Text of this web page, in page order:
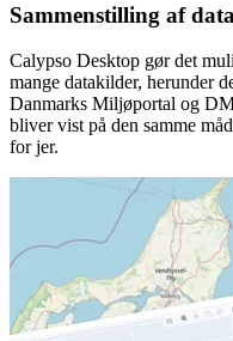
Sammenstilling af data
Calypso Desktop gør det
mange datakilder, herunder
Danmarks Miljøportal og
bliver vist på den samme
for jer.